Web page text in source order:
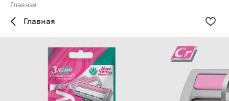
Главная
Главная